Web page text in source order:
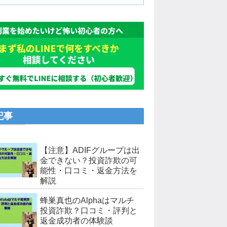
事
【注意】ADIFグループは出
金できない？投資詐欺の可
能性・口コミ・返金方法を
解説
蜂巣真也のAlphaはマルチ
投資詐欺？口コミ・評判と
返金成功者の体験談